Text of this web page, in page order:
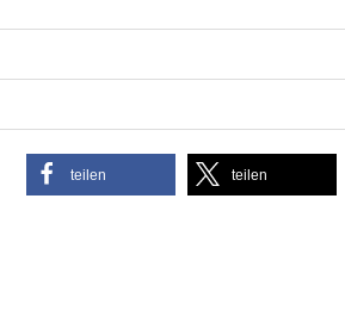
teilen teilen